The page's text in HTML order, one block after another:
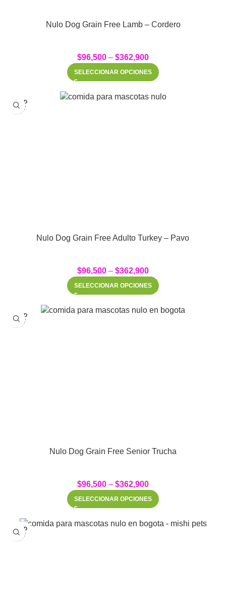
Nulo Dog Grain Free Lamb – Cordero
$96,500 – $362,900
SELECCIONAR OPCIONES
SOLD
OUT
Nulo Dog Grain Free Adulto Turkey – Pavo
$96,500 – $362,900
SELECCIONAR OPCIONES
SOLD
OUT
Nulo Dog Grain Free Senior Trucha
$96,500 – $362,900
SELECCIONAR OPCIONES
SOLD
OUT